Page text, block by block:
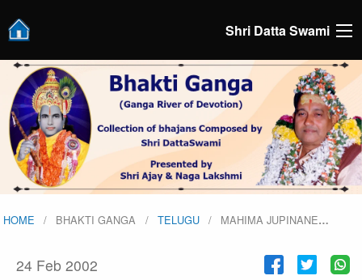
Shri Datta Swami
HOME BHAKTI GANGA TELUGU MAHIMA JUPINANE…
24 Feb 2002